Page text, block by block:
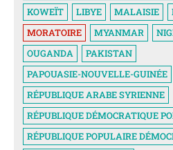
KOWEÏT
LIBYE MALAISIE
MORATOIRE
MYANMAR
OUGANDA
PAKISTAN
PAPOUASIE-NOUVELLE-GUINÉE
RÉPUBLIQUE ARABE SYRIENNE
RÉPUBLIQUE DÉMOCRATIQUE
RÉPUBLIQUE POPULAIRE